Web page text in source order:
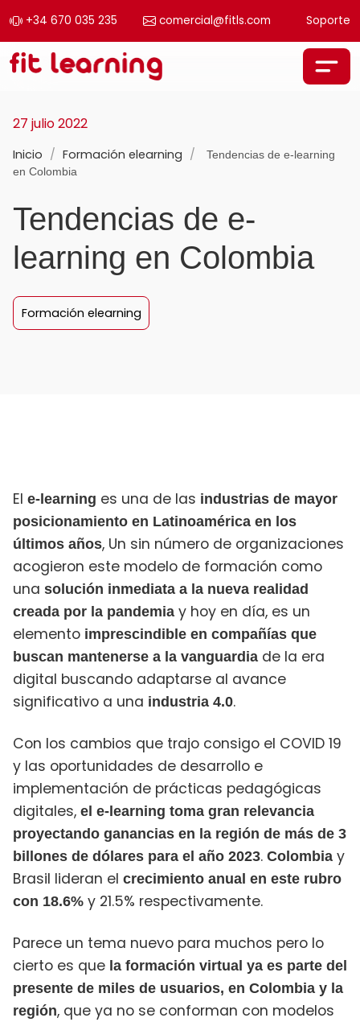
+34 670 035 235 comercial@fitls.com Soporte
Saltar al contenido
Navegación principal
27 julio 2022
Inicio / Formación elearning /
Tendencias de e-learning
en Colombia
Tendencias de e-
learning en Colombia
Formación elearning
El e-learning es una de las industrias de mayor
posicionamiento en Latinoamérica en los
últimos años, Un sin número de organizaciones
acogieron este modelo de formación como
una solución inmediata a la nueva realidad
creada por la pandemia y hoy en día, es un
elemento imprescindible en compañías que
buscan mantenerse a la vanguardia de la era
digital buscando adaptarse al avance
significativo a una industria 4.0.
Con los cambios que trajo consigo el COVID 19
y las oportunidades de desarrollo e
implementación de prácticas pedagógicas
digitales, el e-learning toma gran relevancia
proyectando ganancias en la región de más de 3
billones de dólares para el año 2023. Colombia y
Brasil lideran el crecimiento anual en este rubro
con 18.6% y 21.5% respectivamente.
Parece un tema nuevo para muchos pero lo
cierto es que la formación virtual ya es parte del
presente de miles de usuarios, en Colombia y la
región, que ya no se conforman con modelos